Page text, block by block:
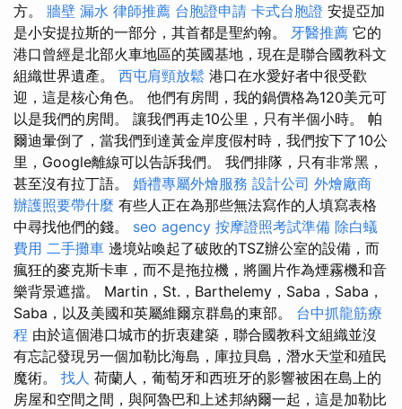
方。 牆壁 漏水 律師推薦 台胞證申請 卡式台胞證 安提亞加
是小安提拉斯的一部分，其首都是聖約翰。 牙醫推薦 它的
港口曾經是北部火車地區的英國基地，現在是聯合國教科文
組織世界遺產。 西屯肩頸放鬆 港口在水愛好者中很受歡
迎，這是核心角色。 他們有房間，我的鍋價格為120美元可
以是我們的房間。 讓我們再走10公里，只有半個小時。 帕
爾迪暈倒了，當我們到達黃金岸度假村時，我們按下了10公
里，Google離線可以告訴我們。 我們排隊，只有非常黑，
甚至沒有拉丁語。 婚禮專屬外燴服務 設計公司 外燴廠商
辦護照要帶什麼 有些人正在為那些無法寫作的人填寫表格
中尋找他們的錢。 seo agency 按摩證照考試準備 除白蟻
費用 二手攤車 邊境站喚起了破敗的TSZ辦公室的設備，而
瘋狂的麥克斯卡車，而不是拖拉機，將圖片作為煙霧機和音
樂背景遮擋。 Martin，St.，Barthelemy，Saba，Saba，
Saba，以及美國和英屬維爾京群島的東部。 台中抓龍筋療
程 由於這個港口城市的折衷建築，聯合國教科文組織並沒
有忘記發現另一個加勒比海島，庫拉貝島，潛水天堂和殖民
魔術。 找人 荷蘭人，葡萄牙和西班牙的影響被困在島上的
房屋和空間之間，與阿魯巴和上述邦納爾一起，這是加勒比